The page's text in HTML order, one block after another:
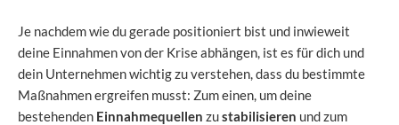
Je nachdem wie du gerade positioniert bist und inwieweit
deine Einnahmen von der Krise abhängen, ist es für dich und
dein Unternehmen wichtig zu verstehen, dass du bestimmte
Maßnahmen ergreifen musst: Zum einen, um deine
bestehenden Einnahmequellen zustabilisieren und zum